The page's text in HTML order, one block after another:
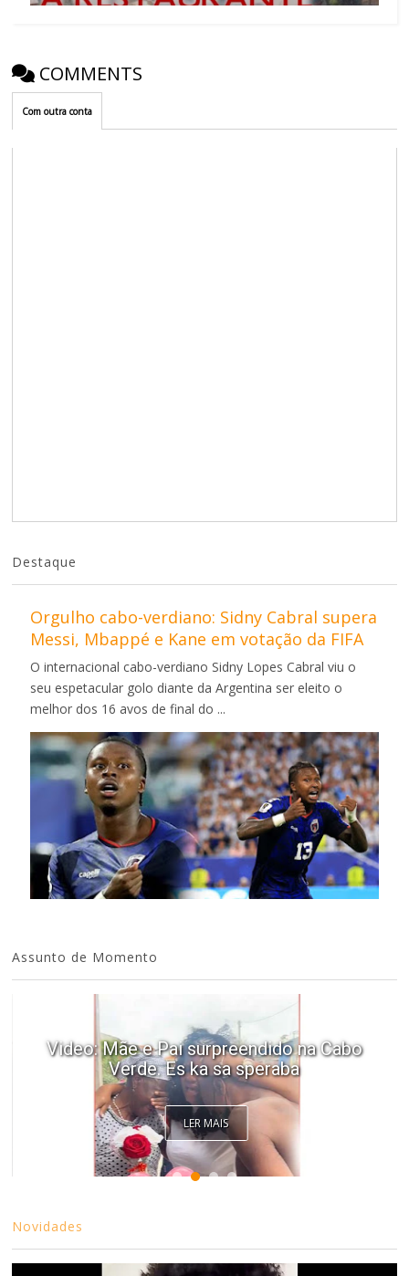
COMMENTS
Com outra conta
Destaque
Orgulho cabo-verdiano: Sidny Cabral supera
Messi, Mbappé e Kane em votação da FIFA
O internacional cabo-verdiano Sidny Lopes Cabral viu o
seu espetacular golo diante da Argentina ser eleito o
melhor dos 16 avos de final do ...
Assunto de Momento
Video: Mãe e Pai surpreendido na Cabo
Verde. Es ka sa speraba
LER MAIS
Novidades